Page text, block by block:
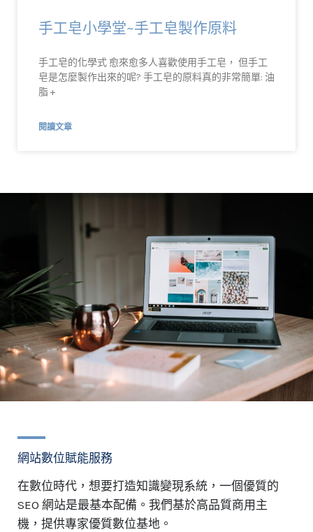
手工皂小學堂~手工皂製作原料
手工皂的化學式 愈來愈多人喜歡使用手工皂， 但手工
皂是怎麼製作出來的呢? 手工皂的原料真的非常簡單: 油
脂 +
閱讀文章
網站數位賦能服務
在數位時代，想要打造知識變現系統，一個優質的
SEO 網站是最基本配備。我們基於高品質商用主
機，提供專家優質數位基地。